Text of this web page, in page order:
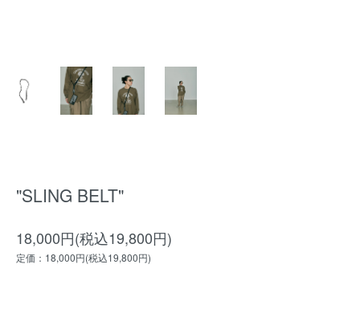
"SLING BELT"
18,000円(税込19,800円)
定価：18,000円(税込19,800円)